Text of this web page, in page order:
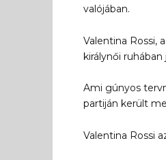
valójában.
Valentina Rossi,
királynői
Ami gúnyos
partiján került
Valentina Rossi